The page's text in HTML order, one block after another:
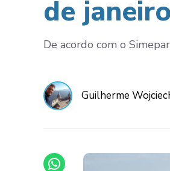
de janeiro
De acordo com o
Guilherme
Share on WhatsApp